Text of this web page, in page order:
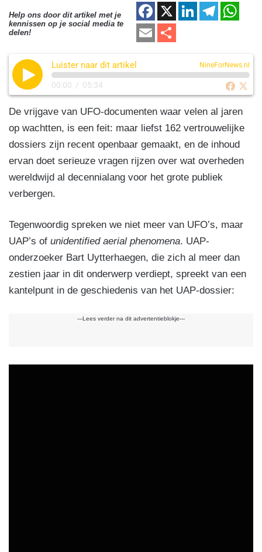
Help ons door dit artikel met je
kennissen op je social media te
delen!
F
a
c
e
o
o
k
X
Li
e
n
T
gr
a
m
s
A
p
p
E
aile
Luister naar dit artikel NineForNews.nl
00:00 / 05:34
De vrijgave van UFO-documenten waar velen al jaren
op wachtten, is een feit: maar liefst 162 vertrouwelijke
dossiers zijn recent openbaar gemaakt, en de inhoud
ervan doet serieuze vragen rijzen over wat overheden
wereldwijd al decennialang voor het grote publiek
verbergen.
Tegenwoordig spreken we niet meer van UFO’s, maar
UAP’s of unidentified aerial phenomena. UAP-
onderzoeker Bart Uytterhaegen, die zich al meer dan
zestien jaar in dit onderwerp verdiept, spreekt van een
kantelpunt in de geschiedenis van het UAP-dossier:
---Lees verder na dit advertentieblokje---